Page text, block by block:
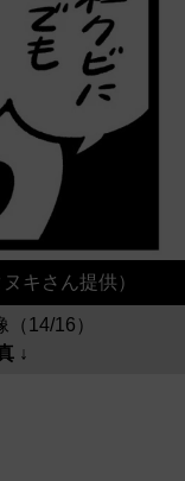
キさん提供）
14/16）
↓